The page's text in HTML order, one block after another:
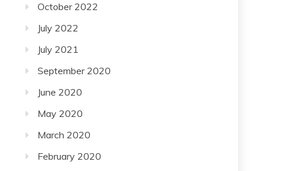
October 2022
July 2022
July 2021
September 2020
June 2020
May 2020
March 2020
February 2020